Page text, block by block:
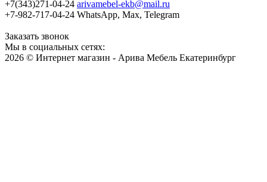
+7(343)271-04-24 arivamebel-ekb@mail.ru
+7-982-717-04-24 WhatsApp, Max, Telegram
Заказать звонок
Мы в социальных сетях:
2026 © Интернет магазин - Арива Мебель Екатеринбург